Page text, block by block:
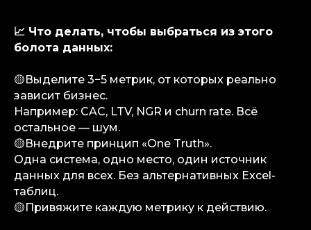
📈 Что делать, чтобы выбраться из этого
болота данных:
🟡Выделите 3−5 метрик, от которых реально
зависит бизнес.
Например: CAC, LTV, NGR и churn rate. Всё
остальное — шум.
🟡Внедрите принцип «One Truth».
Одна система, одно место, один источник
данных для всех. Без альтернативных Excel-
таблиц.
🟡Привяжите каждую метрику к действию.
iGS — ваш ориентир в индустрии
полезны на всех уровнях — от новостей
и обзоров до аналитических разборов
и консалтинговой поддержки.
Аналитика
Медиа
Консалтинговые услуги
Контакты
Карьера
Партнерам